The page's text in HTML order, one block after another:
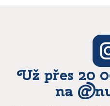
Už přes 20
na